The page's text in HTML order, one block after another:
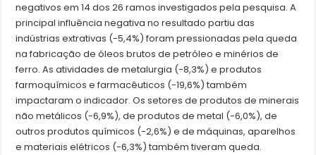
negativos em 14 dos 26 ramos investigados pela pesquisa. A
principal influência negativa no resultado partiu das
indústrias extrativas (-5,4%) foram pressionadas pela queda
na fabricação de óleos brutos de petróleo e minérios de
ferro. As atividades de metalurgia (-8,3%) e produtos
farmoquímicos e farmacêuticos (-19,6%) também
impactaram o indicador. Os setores de produtos de minerais
não metálicos (-6,9%), de produtos de metal (-6,0%), de
outros produtos químicos (-2,6%) e de máquinas, aparelhos
e materiais elétricos (-6,3%) também tiveram queda.